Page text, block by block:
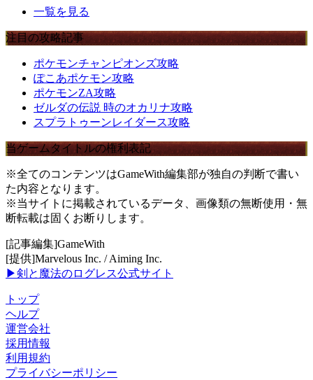
一覧を見る
注目の攻略記事
ポケモンチャンピオンズ攻略
ぽこあポケモン攻略
ポケモンZA攻略
ゼルダの伝説 時のオカリナ攻略
スプラトゥーンレイダース攻略
当ゲームタイトルの権利表記
※全てのコンテンツはGameWith編集部が独自の判断で書い
た内容となります。
※当サイトに掲載されているデータ、画像類の無断使用・無
断転載は固くお断りします。
[記事編集]GameWith
[提供]Marvelous Inc. / Aiming Inc.
▶剣と魔法のログレス公式サイト
トップ
ヘルプ
運営会社
採用情報
利用規約
プライバシーポリシー